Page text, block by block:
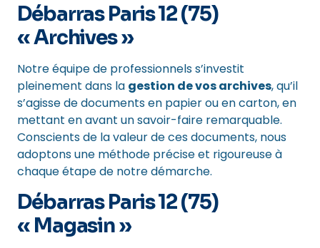
Débarras Paris 12 (75)
« Archives »
Notre équipe de professionnels s’investit
pleinement dans la gestion de vos archives, qu’il
s’agisse de documents en papier ou en carton, en
mettant en avant un savoir-faire remarquable.
Conscients de la valeur de ces documents, nous
adoptons une méthode précise et rigoureuse à
chaque étape de notre démarche.
Débarras Paris 12 (75)
« Magasin »